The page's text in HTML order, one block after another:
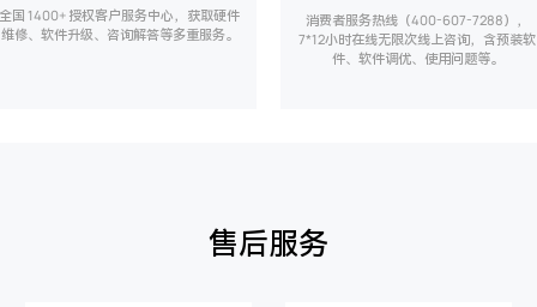
全国 1400+ 授权客户服务中心，获取硬件
维修、软件升级、咨询解答等多重服务。
消费者服务热线（400-607-7288），
7*12小时在线无限次线上咨询，含预装软
件、软件调优、使用问题等。
售后服务